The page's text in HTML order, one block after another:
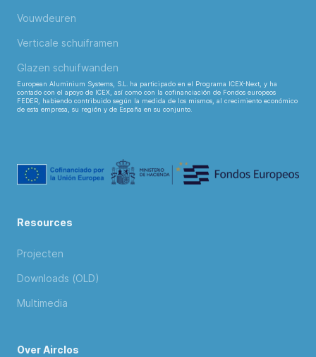
Vouwdeuren
Verticale schuiframen
Glazen schuifwanden
European Aluminium Systems, S.L. ha participado en el Programa ICEX-Next, y ha
contado con el apoyo de ICEX, así como con la cofinanciación de Fondos europeos
FEDER, habiendo contribuido según la medida de los mismos, al crecimiento económico
de esta empresa, su región y de España en su conjunto.
Resources
Projecten
Downloads (OLD)
Multimedia
Over Airclos